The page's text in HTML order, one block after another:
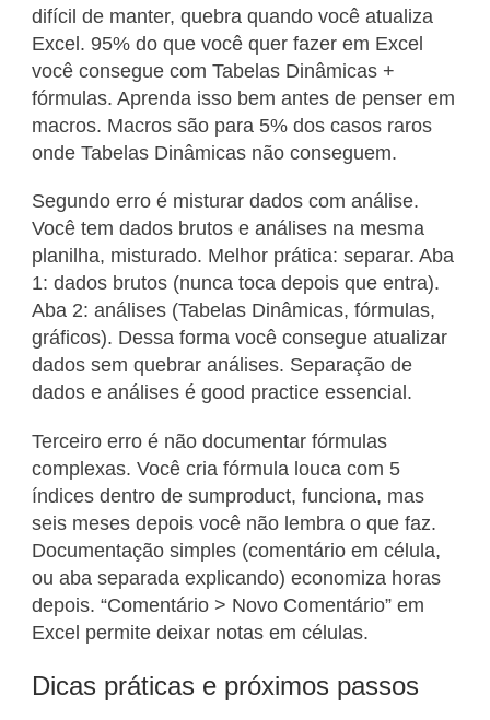
difícil de manter, quebra quando você atualiza
Excel. 95% do que você quer fazer em Excel
você consegue com Tabelas Dinâmicas +
fórmulas. Aprenda isso bem antes de penser em
macros. Macros são para 5% dos casos raros
onde Tabelas Dinâmicas não conseguem.
Segundo erro é misturar dados com análise.
Você tem dados brutos e análises na mesma
planilha, misturado. Melhor prática: separar. Aba
1: dados brutos (nunca toca depois que entra).
Aba 2: análises (Tabelas Dinâmicas, fórmulas,
gráficos). Dessa forma você consegue atualizar
dados sem quebrar análises. Separação de
dados e análises é good practice essencial.
Terceiro erro é não documentar fórmulas
complexas. Você cria fórmula louca com 5
índices dentro de sumproduct, funciona, mas
seis meses depois você não lembra o que faz.
Documentação simples (comentário em célula,
ou aba separada explicando) economiza horas
depois. “Comentário > Novo Comentário” em
Excel permite deixar notas em células.
Dicas práticas e próximos passos